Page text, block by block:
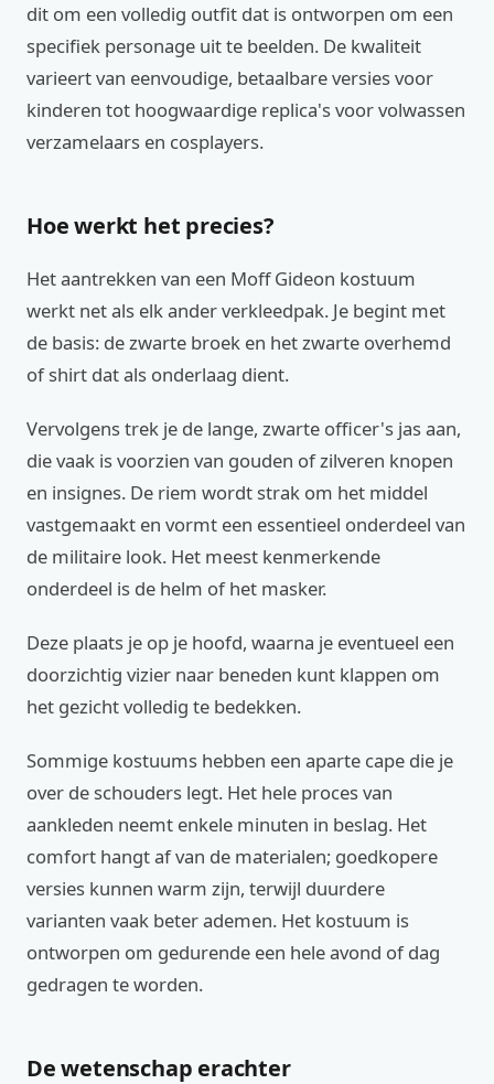
dit om een volledig outfit dat is ontworpen om een
specifiek personage uit te beelden. De kwaliteit
varieert van eenvoudige, betaalbare versies voor
kinderen tot hoogwaardige replica's voor volwassen
verzamelaars en cosplayers.
Hoe werkt het precies?
Het aantrekken van een Moff Gideon kostuum
werkt net als elk ander verkleedpak. Je begint met
de basis: de zwarte broek en het zwarte overhemd
of shirt dat als onderlaag dient.
Vervolgens trek je de lange, zwarte officer's jas aan,
die vaak is voorzien van gouden of zilveren knopen
en insignes. De riem wordt strak om het middel
vastgemaakt en vormt een essentieel onderdeel van
de militaire look. Het meest kenmerkende
onderdeel is de helm of het masker.
Deze plaats je op je hoofd, waarna je eventueel een
doorzichtig vizier naar beneden kunt klappen om
het gezicht volledig te bedekken.
Sommige kostuums hebben een aparte cape die je
over de schouders legt. Het hele proces van
aankleden neemt enkele minuten in beslag. Het
comfort hangt af van de materialen; goedkopere
versies kunnen warm zijn, terwijl duurdere
varianten vaak beter ademen. Het kostuum is
ontworpen om gedurende een hele avond of dag
gedragen te worden.
De wetenschap erachter